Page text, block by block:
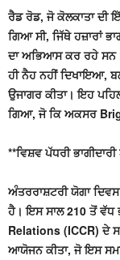
ਰੈਡ ਰੋਡ, ਜੋ ਕੋਲਕਾਤਾ
ਗਿਆ ਸੀ, ਜਿੱਥੇ ਹਜ਼ਾਰਾਂ
ਦਾ ਅਭਿਆਸ ਕਰ ਰਹੇ
ਹੀ ਨੈਹ ਨਹੀਂ ਦਿਖਾਇਆ,
ਉਜਾਗਰ ਕੀਤਾ। ਇਹ
ਗਿਆ, ਜੋ ਕਿ ਅਕਸਰ
**ਵਿਸ਼ਵ ਪੱਧਰੀ
ਅੰਤਰਰਾਸ਼ਟਰੀ ਯੋਗਾ
ਹੈ। ਇਸ ਸਾਲ 210 ਤੋਂ ਵੱਧ
Relations (ICCR) ਦੇ
ਆਯੋਜਨ ਕੀਤਾ, ਜੋ ਇਸ